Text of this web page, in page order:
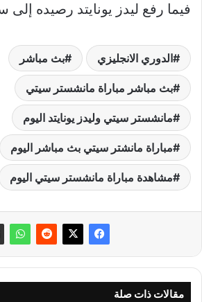
فيما رفع ليدز يونايتد رصيده إلى
الدوري الانجليزي بث مباشر
بث مباشر مباراة مانشستر سيتي
مانشستر سيتي وليدز يونايتد اليوم
مباراة مانشتر سيتي بث مباشر اليوم
مشاهدة مباراة مانشستر سيتي اليوم
مقالات ذات صلة